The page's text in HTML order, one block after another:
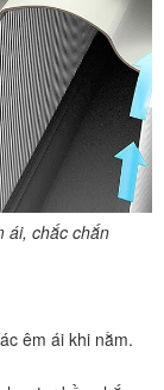
ái, chắc chắn
êm ái khi nằm.